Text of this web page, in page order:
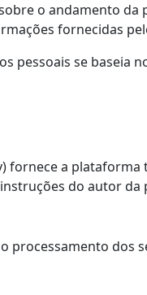
o andamento da
fornecidas
pessoais se
fornece a
do autor da
processamento dos